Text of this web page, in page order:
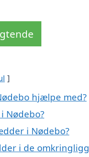
hjælpe med?
Nødebo?
i Nødebo?
i de